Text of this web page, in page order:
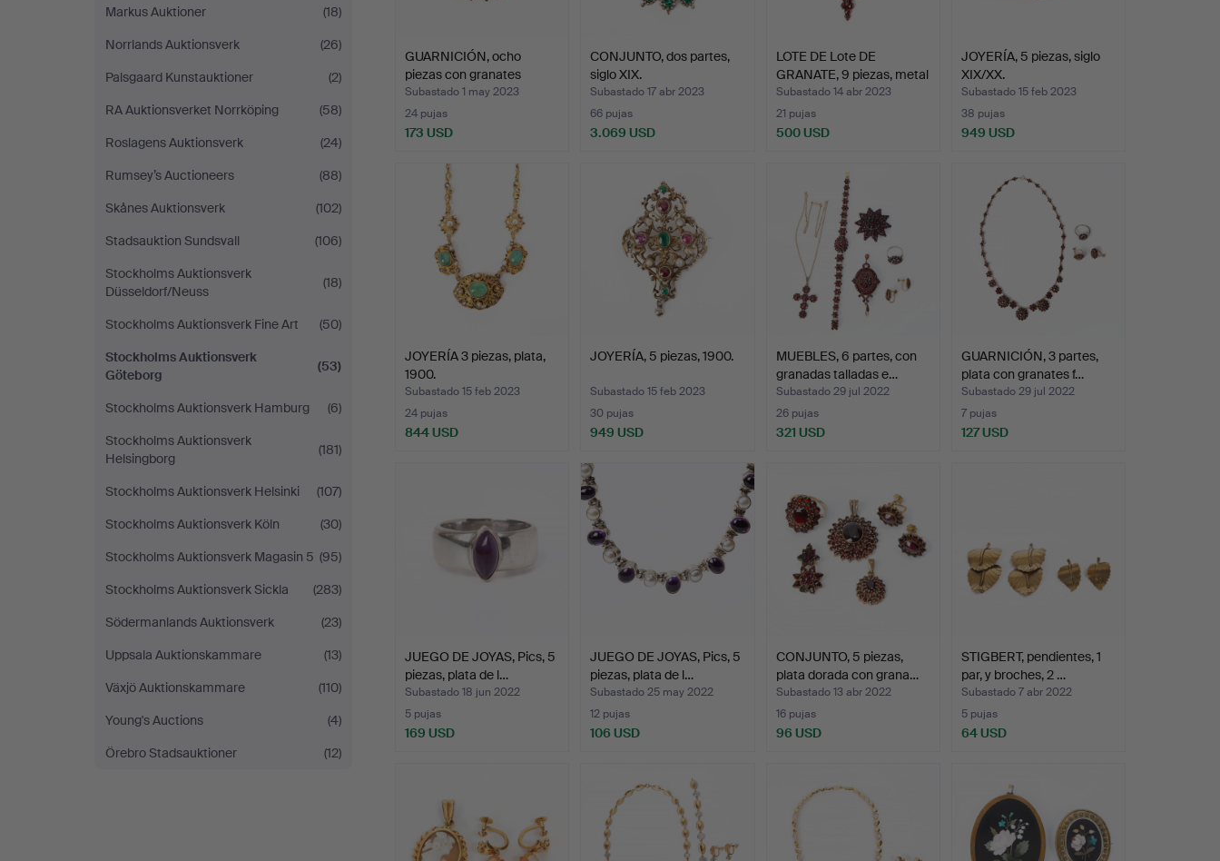
Markus Auktioner
(18)
Norrlands Auktionsverk
(26)
Palsgaard Kunstauktioner
(2)
RA Auktionsverket Norrköping
(58)
Roslagens Auktionsverk
(24)
Rumsey’s Auctioneers
(88)
Skånes Auktionsverk
(102)
Stadsauktion Sundsvall
(106)
Stockholms Auktionsverk
Düsseldorf/Neuss
(18)
Stockholms Auktionsverk Fine Art
(50)
Stockholms Auktionsverk
Göteborg
(53)
Stockholms Auktionsverk Hamburg
(6)
Stockholms Auktionsverk
Helsingborg
(181)
Stockholms Auktionsverk Helsinki
(107)
Stockholms Auktionsverk Köln
(30)
Stockholms Auktionsverk Magasin 5 (95)
Stockholms Auktionsverk Sickla
(283)
Södermanlands Auktionsverk
(23)
Uppsala Auktionskammare
(13)
Växjö Auktionskammare
(110)
Young's Auctions
(4)
Örebro Stadsauktioner
(12)
GUARNICIÓN, ocho
piezas con granates
facet…
Subastado 1 may 2023
24 pujas
173 USD
CONJUNTO, dos partes,
siglo XIX.
Subastado 17 abr 2023
66 pujas
3.069 USD
LOTE DE Lote DE
GRANATE, 9 piezas, metal
b…
Subastado 14 abr 2023
21 pujas
500 USD
JOYERÍA, 5 piezas, siglo
XIX/XX.
Subastado 15 feb 2023
38 pujas
949 USD
JOYERÍA 3 piezas, plata,
1900.
Subastado 15 feb 2023
24 pujas
844 USD
JOYERÍA, 5 piezas, 1900.
Subastado 15 feb 2023
30 pujas
949 USD
MUEBLES, 6 partes, con
granadas talladas e…
Subastado 29 jul 2022
26 pujas
321 USD
GUARNICIÓN, 3 partes,
plata con granates f…
Subastado 29 jul 2022
7 pujas
127 USD
JUEGO DE JOYAS, Pics, 5
piezas, plata de l…
Subastado 18 jun 2022
5 pujas
169 USD
JUEGO DE JOYAS, Pics, 5
piezas, plata de l…
Subastado 25 may 2022
12 pujas
106 USD
CONJUNTO, 5 piezas,
plata dorada con grana…
Subastado 13 abr 2022
16 pujas
96 USD
STIGBERT, pendientes, 1
par, y broches, 2 …
Subastado 7 abr 2022
5 pujas
64 USD